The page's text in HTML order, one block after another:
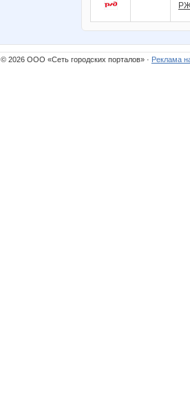
© 2026 ООО «Сеть городских порталов» · Реклама